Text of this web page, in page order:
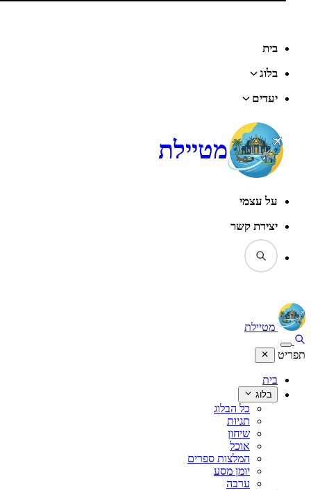
בית
בלוג
יעדים
מטיילת
על עצמי
יצירת קשר
מטיילת
תפריט
בית
בלוג
כל הבלוג
תגיות
שיחון
אוכל
המלצות ספרים
יומן מסע
ערבה